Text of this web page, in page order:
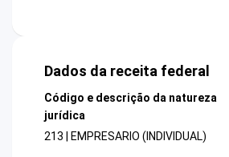
Dados da receita federal
Código e descrição da natureza
jurídica
213 | EMPRESARIO (INDIVIDUAL)